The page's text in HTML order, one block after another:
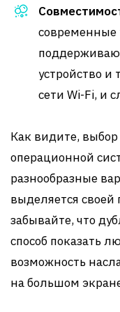
современные
устройство
сети Wi-Fi, и
Как видите,
операционной
разнообразные
выделяется своей
забывайте, что
способ показать
возможность
на большом